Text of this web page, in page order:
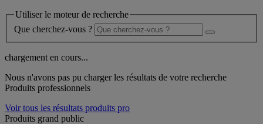
Utiliser le moteur de recherche
Que cherchez-vous ?
chargement en cours...
Nous n'avons pas pu charger les résultats de votre recherche
Produits professionnels
Voir tous les résultats produits pro
Produits grand public